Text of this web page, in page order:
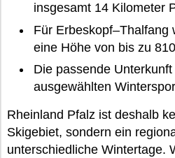
insgesamt 14 Kilometer
Für Erbeskopf–Thalfang
eine Höhe von bis zu
Die passende
ausgewählten
Rheinland Pfalz ist deshalb
Skigebiet, sondern ein
unterschiedliche Wintertage.